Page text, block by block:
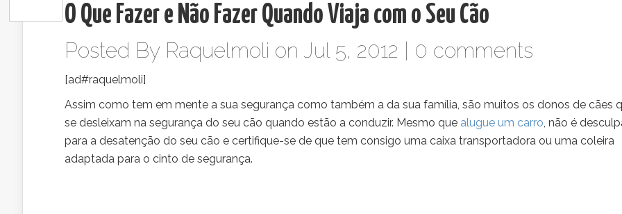
O Que Fazer e Não Fazer Quando Viaja com o Seu Cão
Posted By Raquelmoli on Jul 5, 2012 | 0 comments
[ad#raquelmoli]
Assim como tem em mente a sua segurança como também a da sua família, são muitos os donos de cães
se desleixam na segurança do seu cão quando estão a conduzir. Mesmo que alugue um carro, não é
para a desatenção do seu cão e certifique-se de que tem consigo uma caixa transportadora ou uma coleira
adaptada para o cinto de segurança.